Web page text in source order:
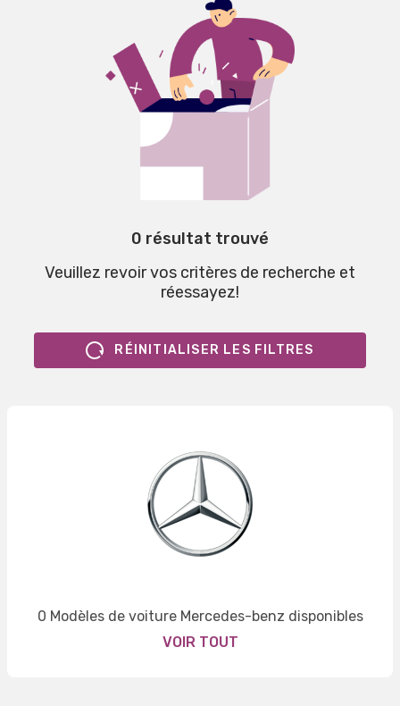
0 résultat trouvé
Veuillez revoir vos critères de recherche et
réessayez!
RÉINITIALISER LES FILTRES
0 Modèles de voiture Mercedes-benz disponibles
VOIR TOUT